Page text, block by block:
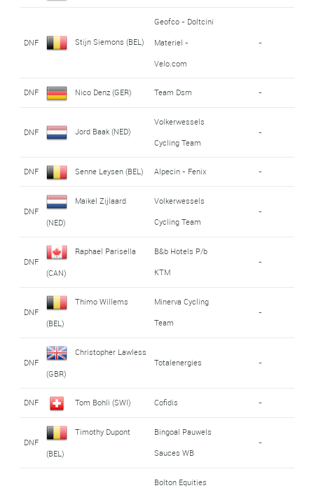
DNF Stijn Siemons (BEL)
Geofco - Doltcini
Materiel -
Velo.com
-
DNF Nico Denz (GER) Team Dsm -
DNF Jord Baak (NED)
Volkerwessels
Cycling Team
-
DNF Senne Leysen (BEL) Alpecin - Fenix -
DNF
Maikel Zijlaard
(NED)
Volkerwessels
Cycling Team
-
DNF
Raphael Parisella
(CAN)
B&b Hotels P/b
KTM
-
DNF
Thimo Willems
(BEL)
Minerva Cycling
Team
-
DNF
Christopher Lawless
(GBR)
Totalenergies -
DNF Tom Bohli (SWI) Cofidis -
DNF
Timothy Dupont
(BEL)
Bingoal Pauwels
Sauces WB
-
Bolton Equities